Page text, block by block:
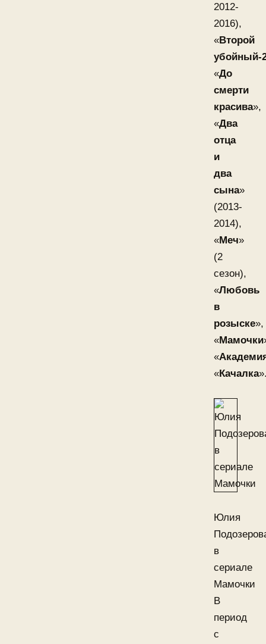
2012-
2016),
«Второй
убойный-
«До
смерти
красива»,
«Два
отца
и
два
сына»
(2013-
2014),
«Меч»
(2
сезон),
«Любовь
в
розыске»,
«Мамочки
«
«Качалка
Юлия
в
сериале
Мамочки
В
период
с